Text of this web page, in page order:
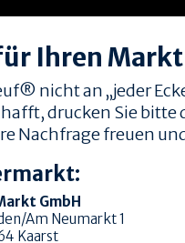
Ihren Markt
nicht an „jeder
drucken Sie
Nachfrage freuen
GmbH
Am Neumarkt 1
Kaarst